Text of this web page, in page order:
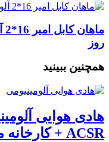
روز
همچنین ببینید
ACSR + کارخانه ماهان کابل امیر